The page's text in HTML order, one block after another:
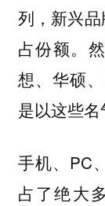
列，新兴
占份额。
想、华硕
是以这些名
手机、PC
占了绝大